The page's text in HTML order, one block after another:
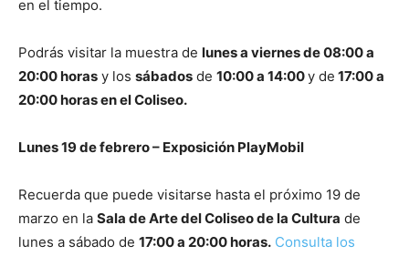
en el tiempo.
Podrás visitar la muestra de lunes a viernes de 08:00 a
20:00 horas y los sábados de 10:00 a 14:00y de 17:00 a
20:00 horas en el Coliseo.
Lunes 19 de febrero – Exposición PlayMobil
Recuerda que puede visitarse hasta el próximo 19 de
marzo en la Sala de Arte del Coliseo de la Cultura de
lunes a sábado de 17:00 a 20:00 horas. Consulta los